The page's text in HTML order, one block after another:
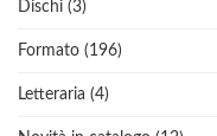
Dischi (3)
Formato (196)
Letteraria (4)